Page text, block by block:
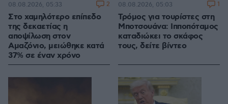
Στο χαμηλότερο επίπεδο
της δεκαετίας η
αποψίλωση στον
Αμαζόνιο, μειώθηκε κατά
37% σε έναν χρόνο
08.08.2026, 05:33 2
Τρόμος για τουρίστες στη
Μποτσουάνα: Ιπποπόταμος
καταδιώκει το σκάφος
τους, δείτε βίντεο
08.08.2026, 05:03 1